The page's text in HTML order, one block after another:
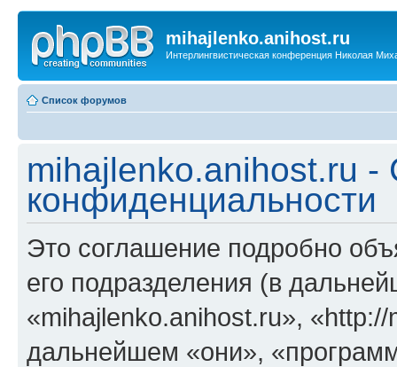
mihajlenko.anihost.ru
Интерлингвистическая конференция Николая
Список форумов
mihajlenko.anihost.ru -
конфиденциальности
Это соглашение подробно
его подразделения (в
«mihajlenko.anihost.ru»,
дальнейшем «они»,